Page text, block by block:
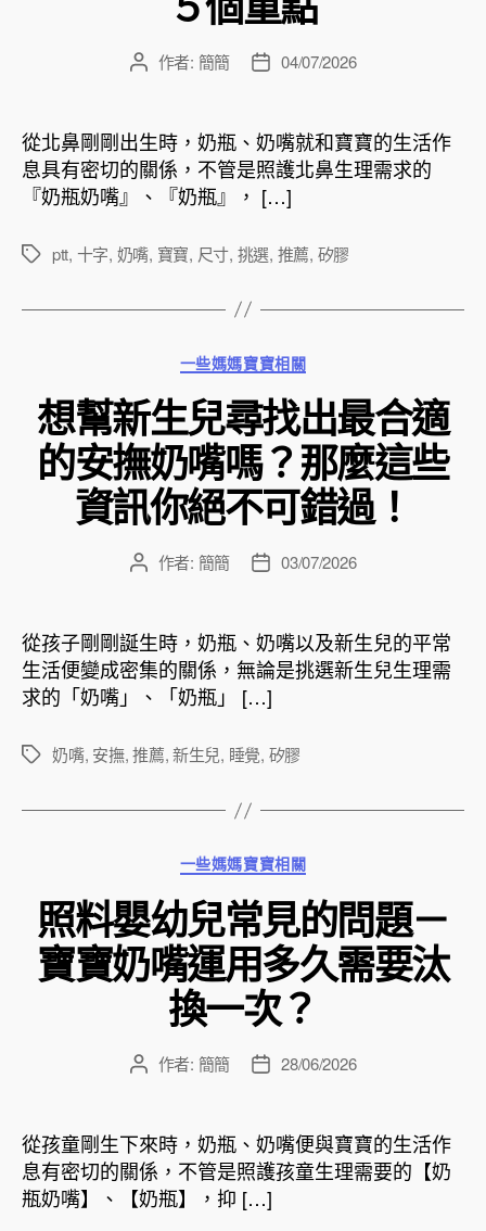
文
者
作者: 簡簡
文
佈
日
期
04/07/2026
從北鼻剛剛出生時，奶瓶、奶嘴就和寶寶的生活作
息具有密切的關係，不管是照護北鼻生理需求的
『奶瓶奶嘴』、『奶瓶』， […]
標
ptt, 十字, 奶嘴, 寶寶, 尺寸, 挑選, 推薦, 矽膠
分
類
一些媽媽寶寶相關
想幫新生兒尋找出最合適
的安撫奶嘴嗎？那麼這些
資訊你絕不可錯過！
文
者
作者: 簡簡
文
佈
日
期
03/07/2026
從孩子剛剛誕生時，奶瓶、奶嘴以及新生兒的平常
生活便變成密集的關係，無論是挑選新生兒生理需
求的「奶嘴」、「奶瓶」 […]
標
奶嘴, 安撫,推薦,新生兒, 睡覺, 矽膠
分
類
一些媽媽寶寶相關
照料嬰幼兒常見的問題－
寶寶奶嘴運用多久需要汰
換一次？
文
者
作者: 簡簡
文
佈
日
期
28/06/2026
從孩童剛生下來時，奶瓶、奶嘴便與寶寶的生活作
息有密切的關係，不管是照護孩童生理需要的【奶
瓶奶嘴】、【奶瓶】，抑 […]